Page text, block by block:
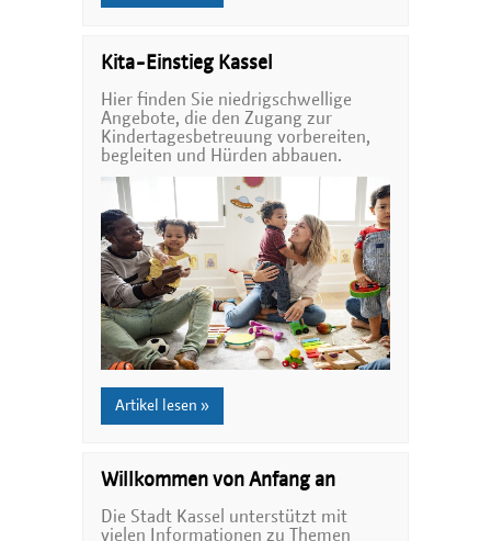
Kita-Einstieg Kassel
Hier finden Sie niedrigschwellige
Angebote, die den Zugang zur
Kindertagesbetreuung vorbereiten,
begleiten und Hürden abbauen.
Artikel lesen »
Willkommen von Anfang an
Die Stadt Kassel unterstützt mit
vielen Informationen zu Themen